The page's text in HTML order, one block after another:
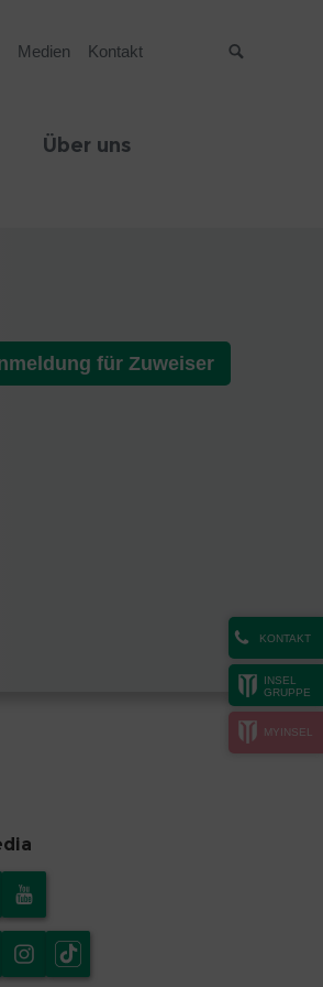
Medien Kontakt
Über uns
KONTAKT
INSEL
GRUPPE
MYINSEL
für Zuweiser